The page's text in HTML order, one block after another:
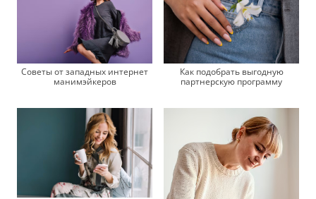
Советы от западных интернет
манимэйкеров
Как подобрать выгодную
партнерскую программу